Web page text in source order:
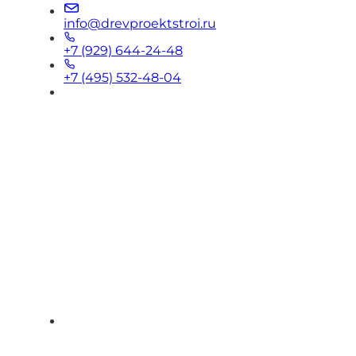
info@drevproektstroi.ru
+7 (929) 644-24-48
+7 (495) 532-48-04